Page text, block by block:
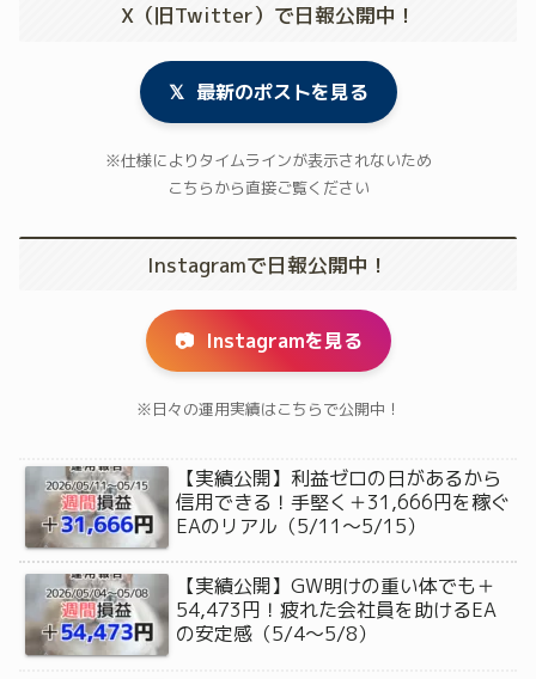
X（旧Twitter）で日報公開中！
𝕏 最新のポストを見る
※仕様によりタイムラインが表示されないため
こちらから直接ご覧ください
Instagramで日報公開中！
📷 Instagramを見る
※日々の運用実績はこちらで公開中！
【実績公開】利益ゼロの日があるから
信用できる！手堅く＋31,666円を稼ぐ
EAのリアル（5/11〜5/15）
【実績公開】GW明けの重い体でも＋
54,473円！疲れた会社員を助けるEA
の安定感（5/4〜5/8）